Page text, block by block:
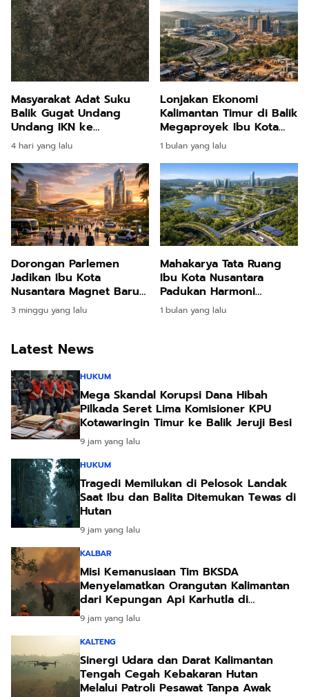
Masyarakat Adat Suku
Balik Gugat Undang
Undang IKN ke
Mahkamah Konstitusi
Demi Pertahankan Ruang
Hidup Leluhur
4 hari yang lalu
Lonjakan Ekonomi
Kalimantan Timur di Balik
Megaproyek Ibu Kota
Nusantara
1 bulan yang lalu
Dorongan Parlemen
Jadikan Ibu Kota
Nusantara Magnet Baru
Industri Pariwisata Bisnis
Tanah Air
3 minggu yang lalu
Mahakarya Tata Ruang
Ibu Kota Nusantara
Padukan Harmoni
Ekologi dan Teknologi
Masa Depan
1 bulan yang lalu
Latest News
HUKUM
Mega Skandal Korupsi Dana Hibah
Pilkada Seret Lima Komisioner KPU
Kotawaringin Timur ke Balik Jeruji Besi
9 jam yang lalu
HUKUM
Tragedi Memilukan di Pelosok Landak
Saat Ibu dan Balita Ditemukan Tewas di
Hutan
9 jam yang lalu
KALBAR
Misi Kemanusiaan Tim BKSDA
Menyelamatkan Orangutan Kalimantan
dari Kepungan Api Karhutla di
Ketapang
9 jam yang lalu
KALTENG
Sinergi Udara dan Darat Kalimantan
Tengah Cegah Kebakaran Hutan
Melalui Patroli Pesawat Tanpa Awak